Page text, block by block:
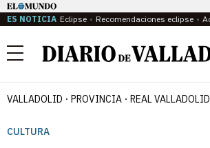
ES NOTICIA Eclipse Recomendaciones eclipse
Menú
VALLADOLID PROVINCIA REAL VALLADOLID
CULTURA